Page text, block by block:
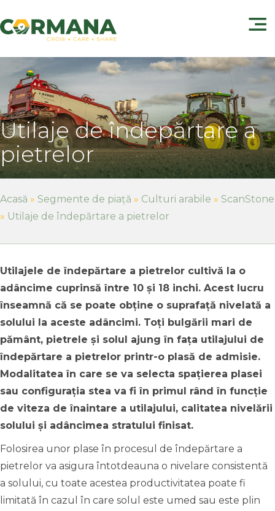
Utilaje de îndepărtare a
pietrelor
Acasă » Segmente de piață » Culturi arabile » ScanStone
» Utilaje de îndepărtare a pietrelor
Utilajele de îndepărtare a pietrelor cultivă la o
adâncime cuprinsă între 10 și 18 inchi. Acest lucru
înseamnă că se poate obține o suprafață nivelată a
solului la aceste adâncimi. Toți bulgării mari de
pământ, pietrele și solul ajung în fața utilajului de
îndepărtare a pietrelor printr-o plasă de admisie.
Modalitatea în care se va selecta spațierea plasei
sau configurația stea va fi în primul rând în funcție
de viteza de înaintare a utilajului, calitatea nivelării
solului și adâncimea stratului finisat.
Folosirea unor plase în procesul de îndepărtare a
pietrelor va asigura întotdeauna o nivelare consistentă
a solului, cu toate acestea productivitatea poate fi
limitată în cazul în care solul este umed sau este plin